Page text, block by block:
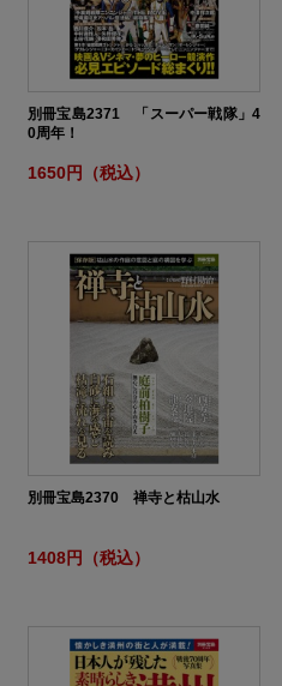
別冊宝島2371 「スーパー戦隊」4
0周年！
1650円（税込）
別冊宝島2370 禅寺と枯山水
1408円（税込）